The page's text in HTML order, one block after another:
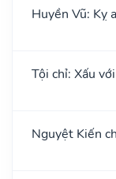
Huyền Vũ: Kỵ
Tội chỉ: Xấu
Nguyệt Kiến